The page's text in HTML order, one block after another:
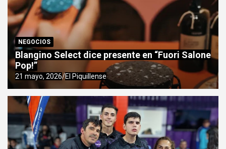
NEGOCIOS
Blangino Select dice presente en “Fuori Salone
Pop!”
21 mayo, 2026 El Piquillense